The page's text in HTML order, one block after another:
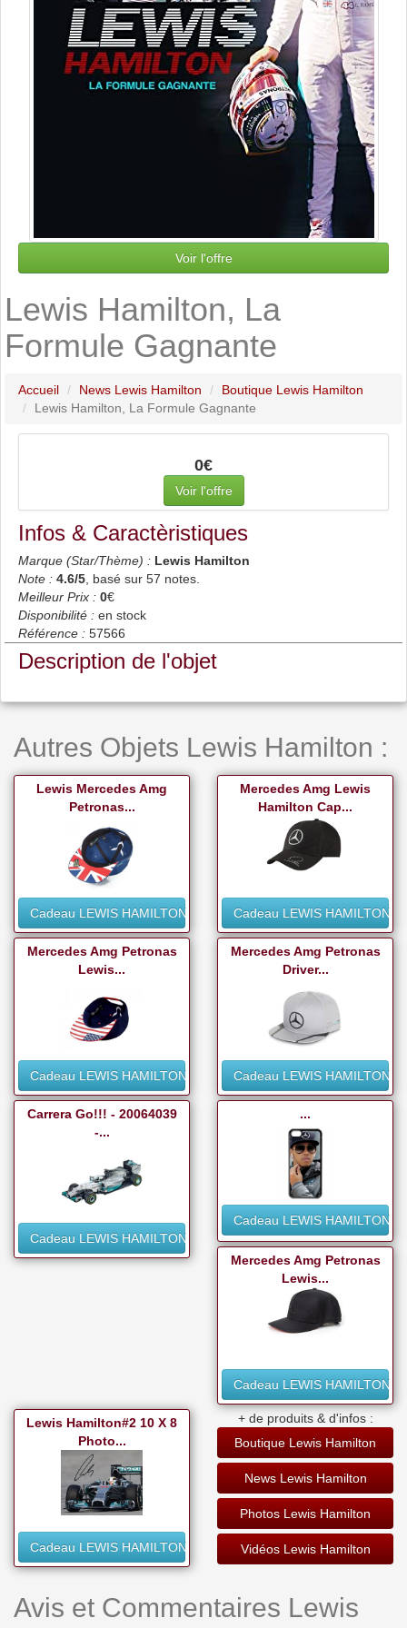
Voir l'offre
Lewis Hamilton, La
Formule Gagnante
Accueil News Lewis Hamilton
Boutique Lewis Hamilton
Lewis Hamilton, La Formule Gagnante
0€
Voir l'offre
Infos & Caractèristiques
Marque (Star/Thème) : Lewis Hamilton
Note : 4.6/5 , basé sur 57 notes.
Meilleur Prix : 0€
Disponibilité : en stock
Référence : 57566
Description de l'objet
Autres Objets Lewis Hamilton :
Lewis Mercedes Amg
Petronas...
Cadeau LEWIS HAMILTON
Mercedes Amg Lewis
Hamilton Cap...
Cadeau LEWIS HAMILTON
Mercedes Amg Petronas
Lewis...
Cadeau LEWIS HAMILTON
Mercedes Amg Petronas
Driver...
Cadeau LEWIS HAMILTON
Carrera Go!!! - 20064039
-...
Cadeau LEWIS HAMILTON
...
Cadeau LEWIS HAMILTON
Mercedes Amg Petronas
Lewis...
Cadeau LEWIS HAMILTON
Lewis Hamilton#2 10 X 8
Photo...
Cadeau LEWIS HAMILTON
+ de produits & d'infos :
Boutique Lewis Hamilton
News Lewis Hamilton
Photos Lewis Hamilton
Vidéos Lewis Hamilton
Avis et Commentaires Lewis